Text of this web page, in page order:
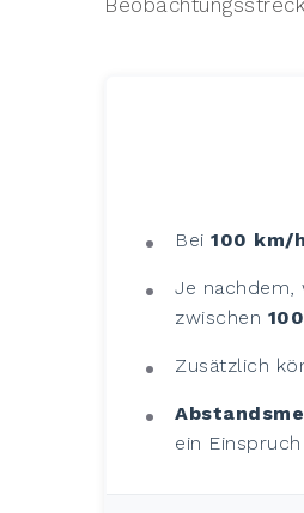
Bei100 km/h
Je
zwischen
Zusätzlich
ein